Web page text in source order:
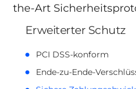
the-Art
Erweiterter Schutz
PCI DSS-konform
Ende-zu-Ende-